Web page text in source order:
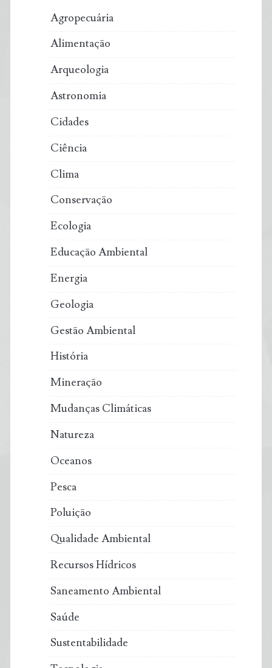
Agropecuária
Alimentação
Arqueologia
Astronomia
Cidades
Ciência
Clima
Conservação
Ecologia
Educação Ambiental
Energia
Geologia
Gestão Ambiental
História
Mineração
Mudanças Climáticas
Natureza
Oceanos
Pesca
Poluição
Qualidade Ambiental
Recursos Hídricos
Saneamento Ambiental
Saúde
Sustentabilidade